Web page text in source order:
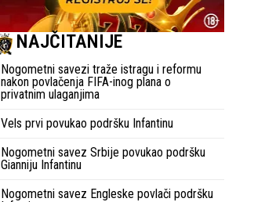
NAJČITANIJE
Nogometni savezi traže istragu i reformu
nakon povlačenja FIFA-inog plana o
privatnim ulaganjima
Vels prvi povukao podršku Infantinu
Nogometni savez Srbije povukao podršku
Gianniju Infantinu
Nogometni savez Engleske povlači podršku